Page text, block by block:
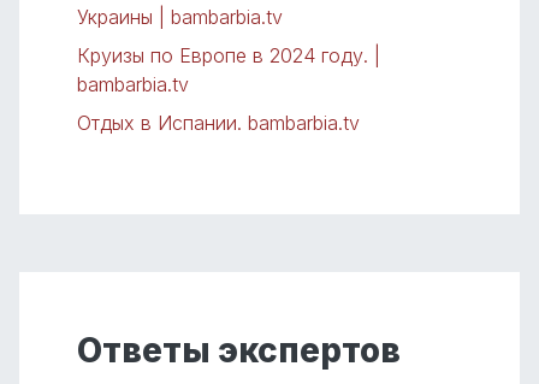
Украины | bambarbia.tv
Круизы по Европе в 2024 году. |
bambarbia.tv
Отдых в Испании. bambarbia.tv
Ответы экспертов